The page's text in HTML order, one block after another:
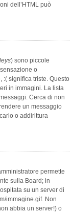
dell’HTML può
) sono piccole
o
:( significa triste. Questo
in immagini. La lista
Cerca di non
un messaggio
o addirittura
permette
sulla Board; in
su un server di
immagine.gif. Non
abbia un server!) o